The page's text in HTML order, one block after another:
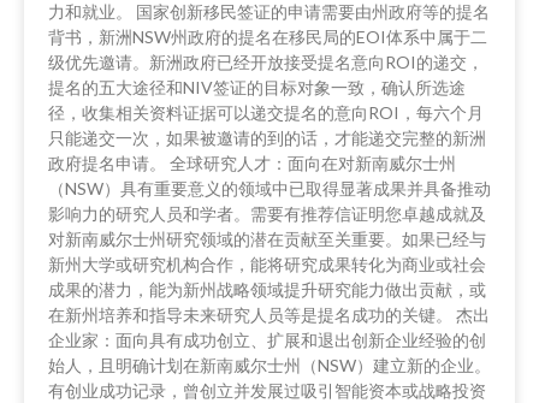
力和就业。 国家创新移民签证的申请需要由州政府等的提名
背书，新洲NSW州政府的提名在移民局的EOI体系中属于二
级优先邀请。新洲政府已经开放接受提名意向ROI的递交，
提名的五大途径和NIV签证的目标对象一致，确认所选途
径，收集相关资料证据可以递交提名的意向ROI，每六个月
只能递交一次，如果被邀请的到的话，才能递交完整的新洲
政府提名申请。 全球研究人才：面向在对新南威尔士州
（NSW）具有重要意义的领域中已取得显著成果并具备推动
影响力的研究人员和学者。需要有推荐信证明您卓越成就及
对新南威尔士州研究领域的潜在贡献至关重要。如果已经与
新州大学或研究机构合作，能将研究成果转化为商业或社会
成果的潜力，能为新州战略领域提升研究能力做出贡献，或
在新州培养和指导未来研究人员等是提名成功的关键。 杰出
企业家：面向具有成功创立、扩展和退出创新企业经验的创
始人，且明确计划在新南威尔士州（NSW）建立新的企业。
有创业成功记录，曾创立并发展过吸引智能资本或战略投资